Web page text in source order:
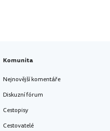
Komunita
Nejnovější komentáře
Diskuzní fórum
Cestopisy
Cestovatelé